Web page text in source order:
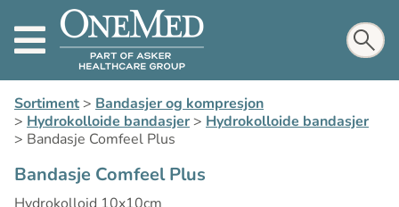
Sortiment> Bandasjer og kompresjon
> Hydrokolloide bandasjer> Hydrokolloide bandasjer
> Bandasje Comfeel Plus
Bandasje Comfeel Plus